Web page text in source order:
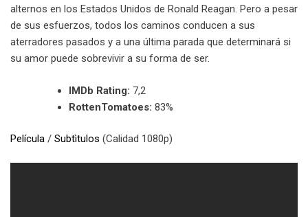
alternos en los Estados Unidos de Ronald Reagan. Pero a pesar
de sus esfuerzos, todos los caminos conducen a sus
aterradores pasados y a una última parada que determinará si
su amor puede sobrevivir a su forma de ser.
IMDb Rating: 7,2
RottenTomatoes: 83%
Película / Subtìtulos (Calidad 1080p)